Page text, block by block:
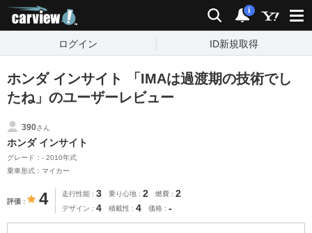
検索 通知
i
ログイン ID新規取得
ホンダ インサイト 「IMAは過渡期の技術でし
たね」のユーザーレビュー
390さん
ホンダ インサイト
グレード：- 2010年式
乗車形式：マイカー
評価 4 走行性能 3 乗り心地 2 燃費 2
デザイン 4 積載性 4 価格 -